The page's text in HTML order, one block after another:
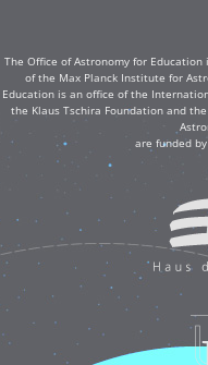
The Office of Astronomy for
of the Max Planck Institute for
Education is an office of the
the Klaus Tschira Foundation and
are funded